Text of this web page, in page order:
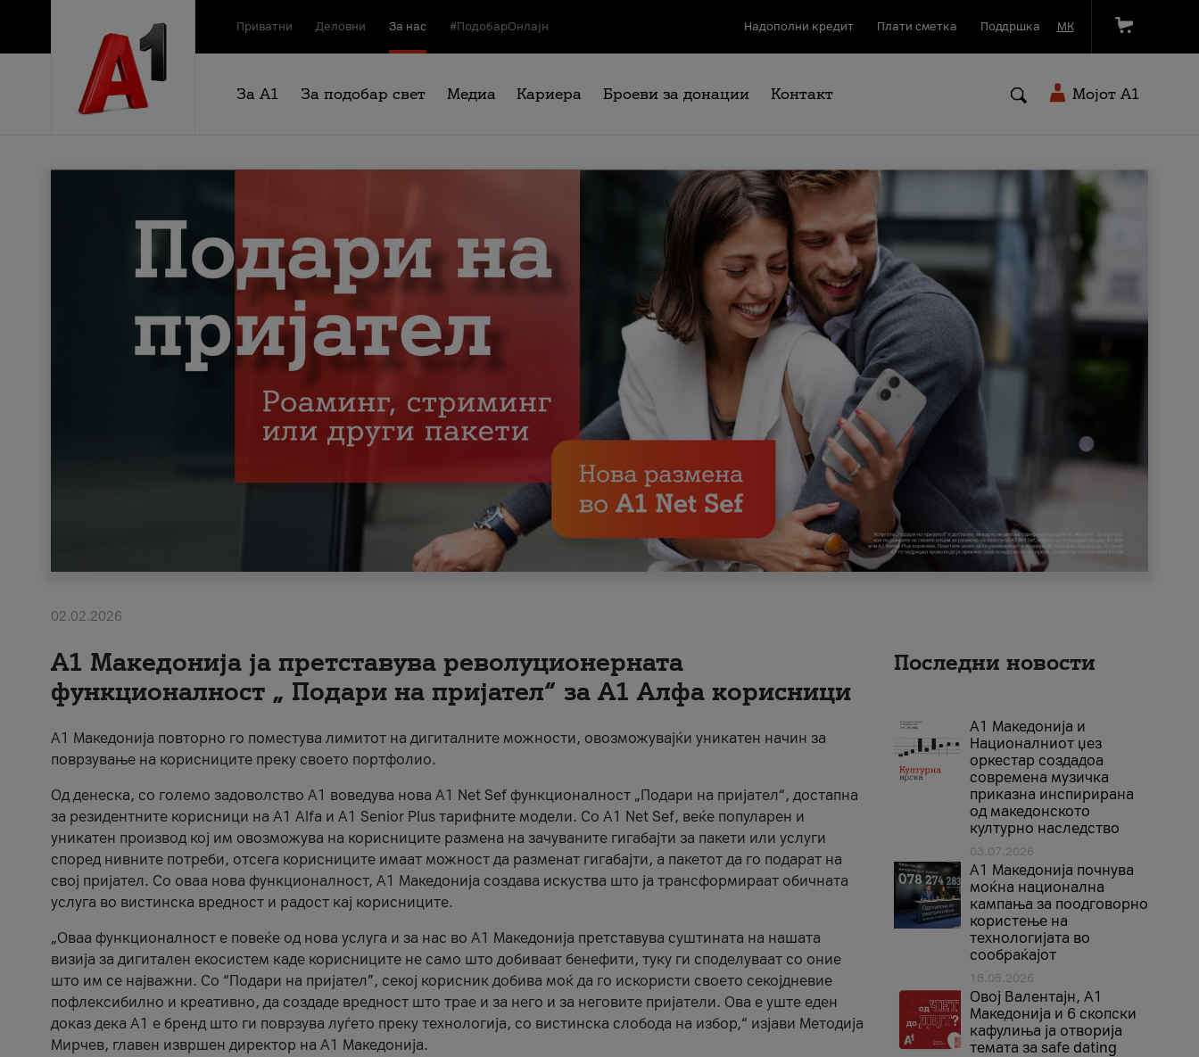
Приватни Деловни За нас #ПодобарОнлајн Надополни кредит Плати сметка Поддршка МК
За А1 За подобар свет Медиа Кариера Броеви за донации Контакт Мојот A1
02.02.2026
А1 Македонија ја претставува револуционерната
функционалност „ Подари на пријател“ за А1 Алфа корисници
А1 Македонија повторно го поместува лимитот на дигиталните можности, овозможувајќи уникатен начин за
поврзување на корисниците преку своето портфолио.
Од денеска, со големо задоволство А1 воведува нова A1 Net Sef функционалност „Подари на пријател“, достапна
за резидентните корисници на А1 Alfa и A1 Senior Plus тарифните модели. Со A1 Net Sef, веќе популарен и
уникатен производ кој им овозможува на корисниците размена на зачуваните гигабајти за пакети или услуги
според нивните потреби, отсега корисниците имаат можност да разменат гигабајти, а пакетот да го подарат на
свој пријател. Со оваа нова функционалност, А1 Македонија создава искуства што ја трансформираат обичната
услуга во вистинска вредност и радост кај корисниците.
„Оваа функционалност е повеќе од нова услуга и за нас во А1 Македонија претставува суштината на нашата
визија за дигитален екосистем каде корисниците не само што добиваат бенефити, туку ги споделуваат со оние
што им се најважни. Со “Подари на пријател”, секој корисник добива моќ да го искористи своето секојдневие
пофлексибилно и креативно, да создаде вредност што трае и за него и за неговите пријатели. Ова е уште еден
доказ дека А1 е бренд што ги поврзува луѓето преку технологија, со вистинска слобода на избор,“ изјави Методија
Мирчев, главен извршен директор на А1 Македонија.
Последни новости
А1 Македонија и
Националниот џез
оркестар создадоа
современа музичка
приказна инспирирана
од македонското
културно наследство
03.07.2026
A1 Македонија почнува
моќна национална
кампања за поодговорно
користење на
технологијата во
сообраќајот
18.05.2026
Овој Валентајн, A1
Македонија и 6 скопски
кафулиња ја отворија
темата за safe dating